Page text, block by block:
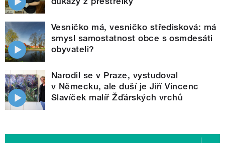
Vesničko má, vesničko středisková: má
smysl samostatnost obce s osmdesáti
obyvateli?
Narodil se v Praze, vystudoval
v Německu, ale duší je Jiří Vincenc
Slavíček malíř Žďárských vrchů